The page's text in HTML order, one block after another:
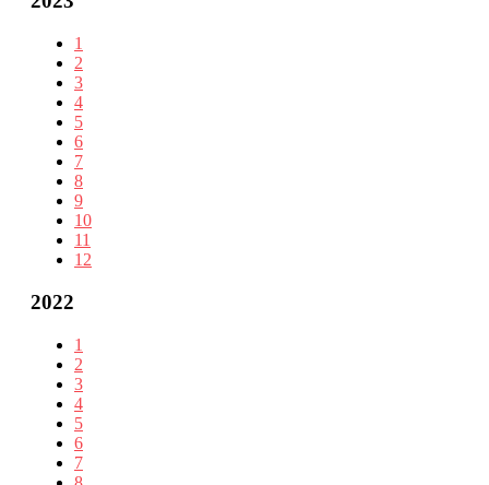
1
2
3
4
5
6
7
8
9
10
11
12
2022
1
2
3
4
5
6
7